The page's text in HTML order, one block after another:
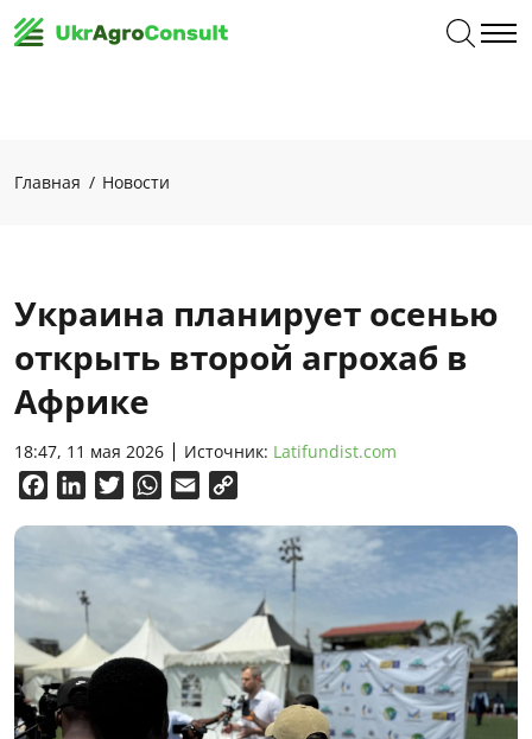
Главная Новости
Украина планирует осенью
открыть второй агрохаб в
Африке
18:47, 11 мая 2026 Источник: Latifundist.com
FacebookLinkedInTwitterWhatsApp
Email